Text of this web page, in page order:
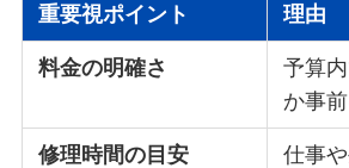
重要視ポイント 理由
料金の明確さ
予算
か事
修理時間の目安
仕事